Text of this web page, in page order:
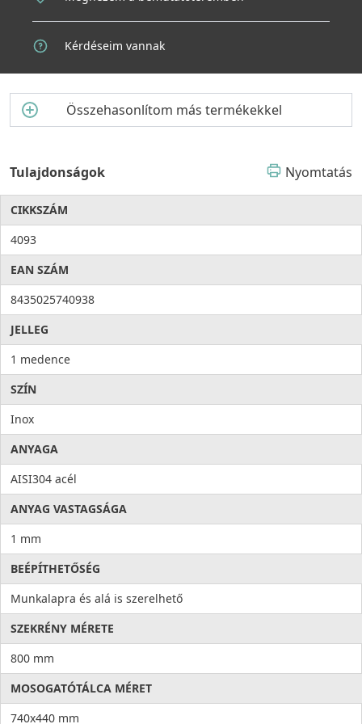
Kérdéseim vannak
Összehasonlítom más termékekkel
Tulajdonságok Nyomtatás
CIKKSZÁM
4093
EAN SZÁM
8435025740938
JELLEG
1 medence
SZÍN
Inox
ANYAGA
AISI304 acél
ANYAG VASTAGSÁGA
1 mm
BEÉPÍTHETŐSÉG
Munkalapra és alá is szerelhető
SZEKRÉNY MÉRETE
800 mm
MOSOGATÓTÁLCA MÉRET
740x440 mm